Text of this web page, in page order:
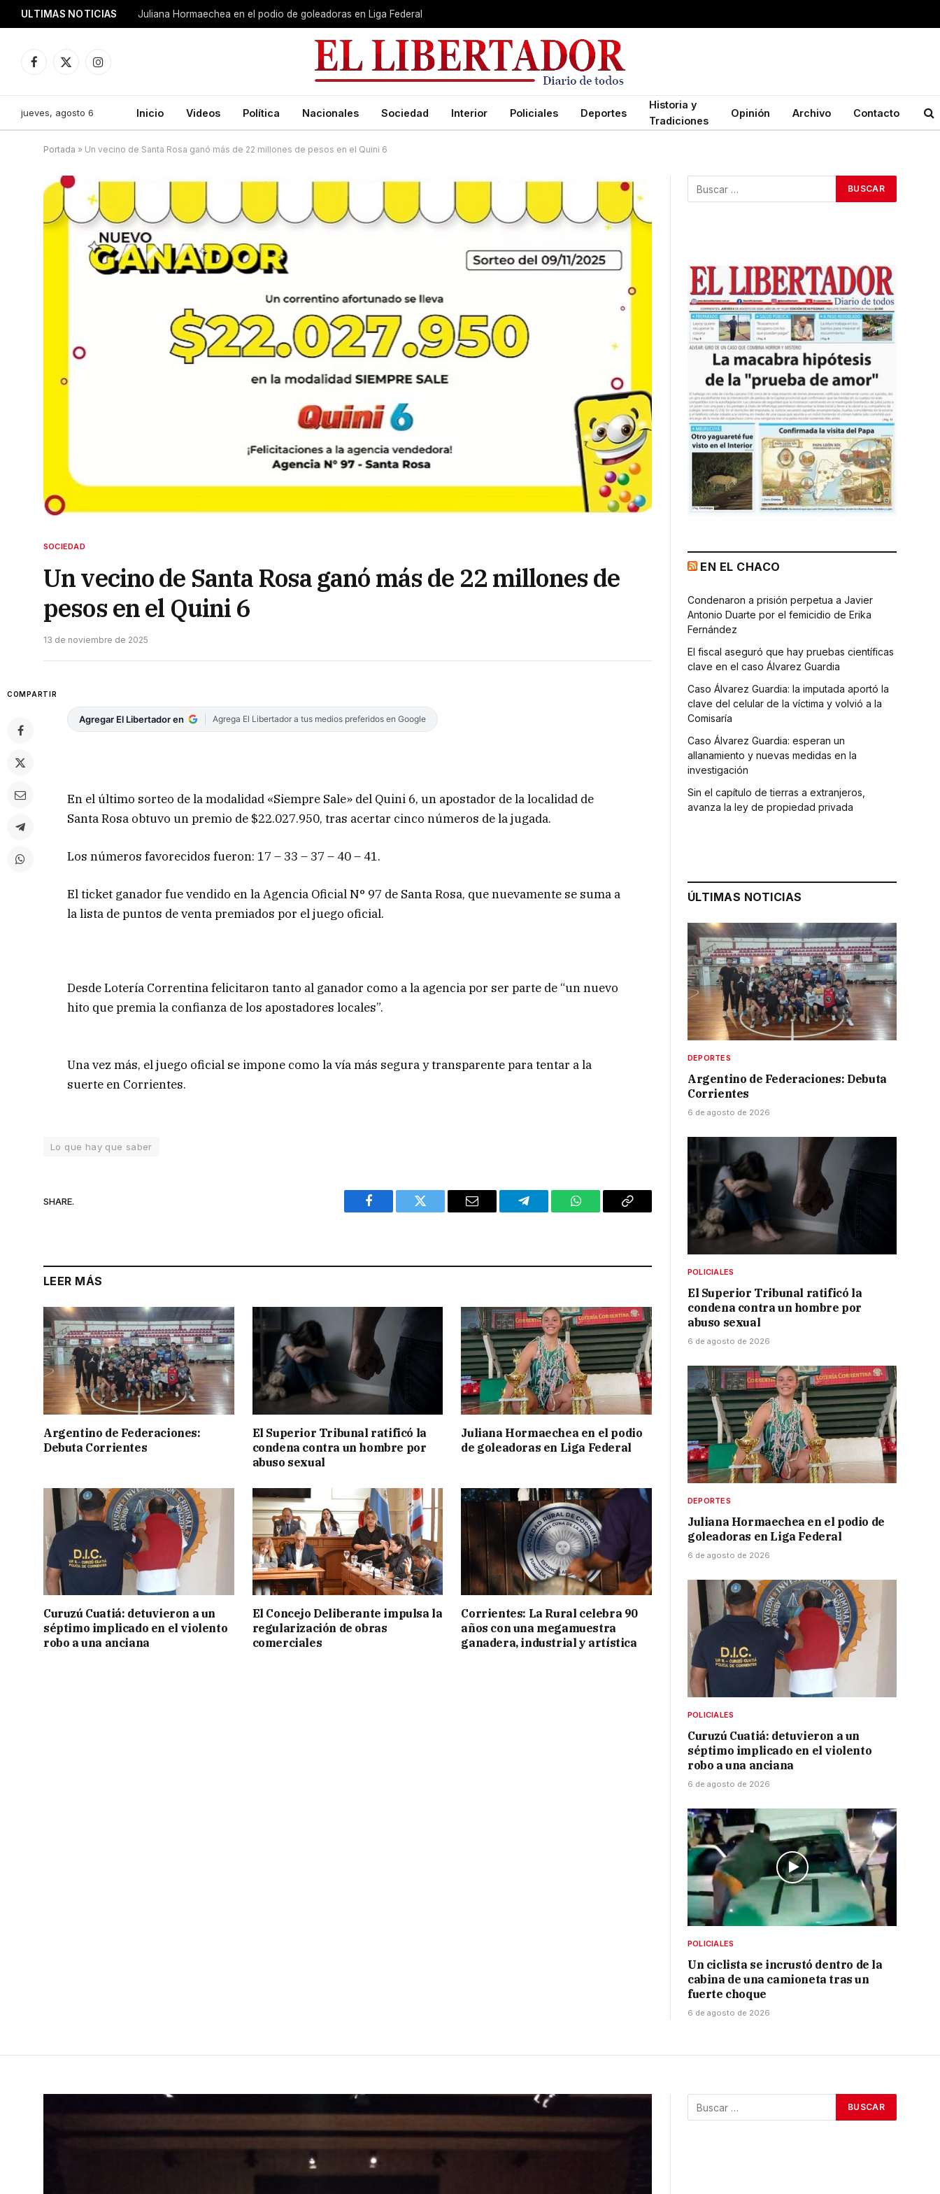
ULTIMAS NOTICIAS Juliana Hormaechea en el podio de goleadoras en Liga Federal
Facebook
X
Instagram
jueves, agosto 6 Inicio Videos Política Nacionales Sociedad Interior Policiales Deportes
Historia y
Tradiciones
Opinión Archivo Contacto
Portada » Un vecino de Santa Rosa ganó más de 22 millones de pesos en el Quini 6
SOCIEDAD
Un vecino de Santa Rosa ganó más de 22 millones de
pesos en el Quini 6
13 de noviembre de 2025
COMPARTIR
Agregar El Libertador en Agrega El Libertador a tus medios preferidos en Google
En el último sorteo de la modalidad «Siempre Sale» del Quini 6, un apostador de la localidad de
Santa Rosa obtuvo un premio de $22.027.950, tras acertar cinco números de la jugada.
Los números favorecidos fueron: 17 – 33 – 37 – 40 – 41.
El ticket ganador fue vendido en la Agencia Oficial N° 97 de Santa Rosa, que nuevamente se suma a
la lista de puntos de venta premiados por el juego oficial.
Desde Lotería Correntina felicitaron tanto al ganador como a la agencia por ser parte de “un nuevo
hito que premia la confianza de los apostadores locales”.
Una vez más, el juego oficial se impone como la vía más segura y transparente para tentar a la
suerte en Corrientes.
Lo que hay que saber
SHARE.
Facebook Twitter Email Telegram WhatsAppCopy
LEER MÁS
Argentino de Federaciones:
Debuta Corrientes
El Superior Tribunal ratificó la
condena contra un hombre por
abuso sexual
Juliana Hormaechea en el podio
de goleadoras en Liga Federal
Curuzú Cuatiá: detuvieron a un
séptimo implicado en el violento
robo a una anciana
El Concejo Deliberante impulsa la
regularización de obras
comerciales
Corrientes: La Rural celebra 90
años con una megamuestra
ganadera, industrial y artística
EN EL CHACO
Condenaron a prisión perpetua a Javier
Antonio Duarte por el femicidio de Erika
Fernández
El fiscal aseguró que hay pruebas científicas
clave en el caso Álvarez Guardia
Caso Álvarez Guardia: la imputada aportó la
clave del celular de la víctima y volvió a la
Comisaría
Caso Álvarez Guardia: esperan un
allanamiento y nuevas medidas en la
investigación
Sin el capítulo de tierras a extranjeros,
avanza la ley de propiedad privada
ÚLTIMAS NOTICIAS
DEPORTES
Argentino de Federaciones: Debuta
Corrientes
6 de agosto de 2026
POLICIALES
El Superior Tribunal ratificó la
condena contra un hombre por
abuso sexual
6 de agosto de 2026
DEPORTES
Juliana Hormaechea en el podio de
goleadoras en Liga Federal
6 de agosto de 2026
POLICIALES
Curuzú Cuatiá: detuvieron a un
séptimo implicado en el violento
robo a una anciana
6 de agosto de 2026
POLICIALES
Un ciclista se incrustó dentro de la
cabina de una camioneta tras un
fuerte choque
6 de agosto de 2026